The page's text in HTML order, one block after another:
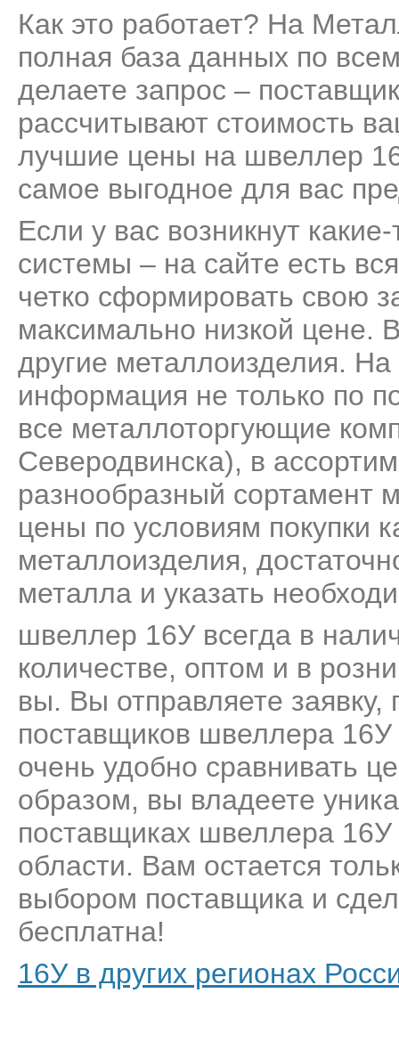
Как это работает? На
полная база данных по
делаете запрос –
рассчитывают стоимость
лучшие цены на швеллер
самое выгодное для вас
Если у вас возникнут
системы – на сайте есть
четко сформировать свою
максимально низкой цене.
другие металлоизделия.
информация не только по
все металлоторгующие
Северодвинска), в
разнообразный сортамент
цены по условиям покупки
металлоизделия,
металла и указать
швеллер 16У всегда в
количестве, оптом и в
вы. Вы отправляете заявку,
поставщиков швеллера
очень удобно сравнивать
образом, вы владеете
поставщиках швеллера 16У
области. Вам остается
выбором поставщика и
бесплатна!
16У в других регионах